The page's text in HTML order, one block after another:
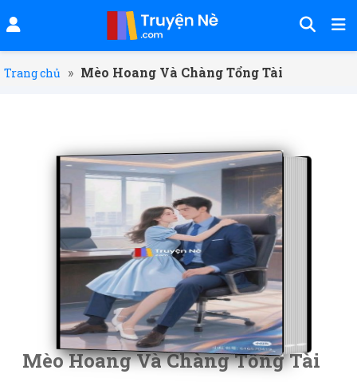
Trang chủ » Mèo Hoang Và Chàng Tổng Tài
Mèo Hoang Và Chàng Tổng Tài